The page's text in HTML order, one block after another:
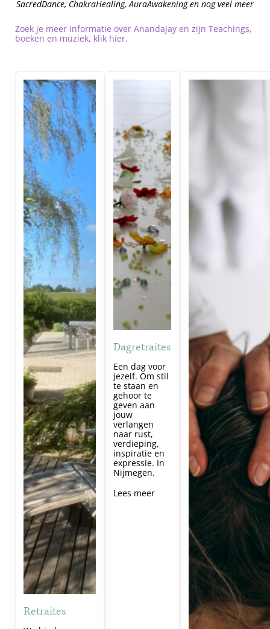
SacredDance, ChakraHealing, AuraAwakening en nog veel meer
Zoek je meer informatie over Anandajay en zijn Teachings,
boeken en muziek, klik hier.
Retraites
Dagretraites
Een dag voor
jezelf. Om stil
te staan en
gehoor te
geven aan
jouw
verlangen
naar rust,
verdieping,
inspiratie en
expressie. In
Nijmegen.
Lees meer